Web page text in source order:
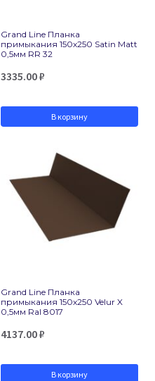
Grand Line Планка
примыкания 150х250 Satin Matt
0,5мм RR 32
3335.00₽
В корзину
Grand Line Планка
примыкания 150х250 Velur X
0,5мм Ral 8017
4137.00₽
В корзину